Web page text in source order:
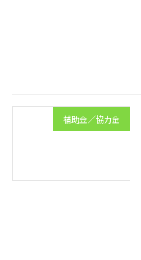
補助金／協力金